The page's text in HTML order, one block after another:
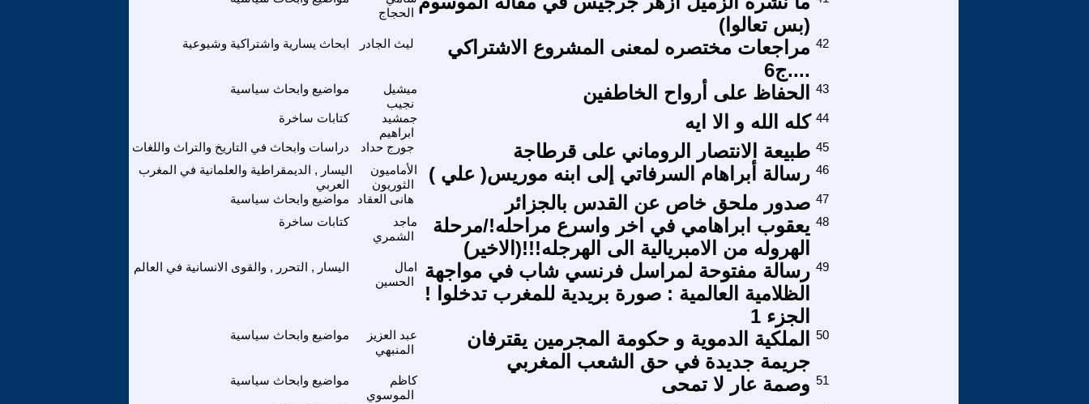
الحجاج
(بس تعالوا)
ابحاث يسارية واشتراكية وشيوعية ليث الجادر
مراجعات مختصره لمعنى المشروع الاشتراكي
....ج6
42
مواضيع وابحاث سياسية
ميشيل
نجيب
الحفاظ على أرواح الخاطفين 43
كتابات ساخرة
جمشيد
ابراهيم
كله الله و الا ايه 44
دراسات وابحاث في التاريخ والتراث واللغات جورج حداد طبيعة الانتصار الروماني على قرطاجة 45
اليسار , الديمقراطية والعلمانية في المغرب
العربي
الأماميون
الثوريون
رسالة أبراهام السرفاتي إلى ابنه موريس( علي ) 46
مواضيع وابحاث سياسية هانى العقاد صدور ملحق خاص عن القدس بالجزائر 47
كتابات ساخرة
ماجد
الشمري
يعقوب ابراهامي في اخر واسرع مراحله!/مرحلة
الهروله من الامبريالية الى الهرجله!!!(الاخير)
48
اليسار , التحرر , والقوى الانسانية في العالم
امال
الحسين
رسالة مفتوحة لمراسل فرنسي شاب في مواجهة
الظلامية العالمية : صورة بريدية للمغرب تدخلوا !
الجزء 1
49
مواضيع وابحاث سياسية
عبد العزيز
المنبهي
الملكية الدموية و حكومة المجرمين يقترفان
جريمة جديدة في حق الشعب المغربي
50
مواضيع وابحاث سياسية
كاظم
الموسوي
وصمة عار لا تمحى 51